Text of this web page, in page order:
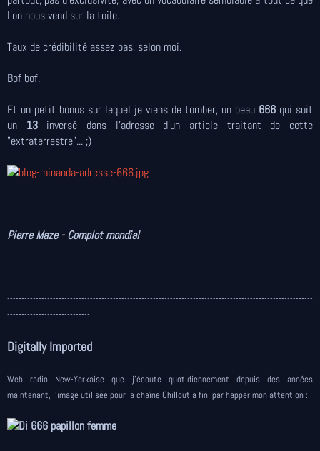
l’on nous vend sur la toile.
Taux de crédibilité assez bas, selon moi.
Bof bof.
Et un petit bonus sur lequel je viens de tomber, un beau 666 qui suit
un 13inversé dans l'adresse d'un article traitant de cette
"extraterrestre"... ;)
Pierre Maze - Complot mondial
-----------------------------------------------------------------------------------------------------------
-----------------------------
Digitally Imported
Web radio New-Yorkaise que j'écoute quotidiennement depuis des années
maintenant, l'image utilisée pour la chaîne Chillout a fini par happer mon attention :